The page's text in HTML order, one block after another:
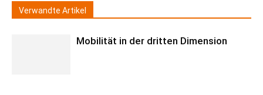
Verwandte Artikel
Mobilität in der dritten Dimension